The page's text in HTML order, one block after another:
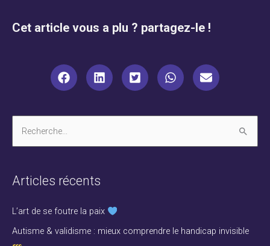
Cet article vous a plu ? partagez-le !
h
Articles récents
L’art de se foutre la paix
Autisme & validisme : mieux comprendre le handicap invisible